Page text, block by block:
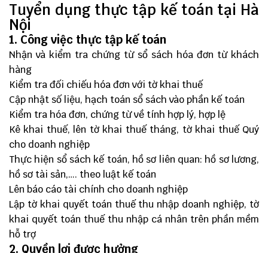
Tuyển dụng thực tập kế toán tại Hà
Nội
1. Công việc thực tập kế toán
Nhận và kiểm tra chứng từ sổ sách hóa đơn từ khách
hàng
Kiểm tra đối chiếu hóa đơn với tờ khai thuế
Cập nhật số liệu, hạch toán sổ sách vào phần kế toán
Kiểm tra hóa đơn, chứng từ về tính hợp lý, hợp lệ
Kê khai thuế, lên tờ khai thuế tháng, tờ khai thuế Quý
cho doanh nghiệp
Thực hiện sổ sách kế toán, hồ sơ liên quan: hồ sơ lương,
hồ sơ tài sản,…. theo luật kế toán
Lên báo cáo tài chính cho doanh nghiệp
Lập tờ khai quyết toán thuế thu nhập doanh nghiệp, tờ
khai quyết toán thuế thu nhập cá nhân trên phần mềm
hỗ trợ
2. Quyền lợi được hưởng